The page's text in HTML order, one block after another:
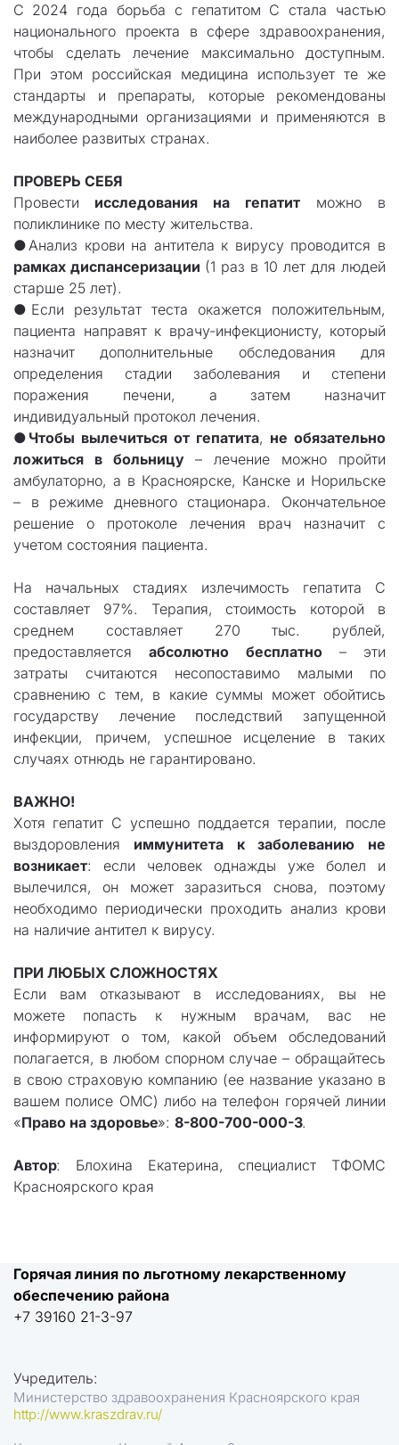
С 2024 года борьба с гепатитом С стала частью
национального проекта в сфере здравоохранения,
чтобы сделать лечение максимально доступным.
При этом российская медицина использует те же
стандарты и препараты, которые рекомендованы
международными организациями и применяются в
наиболее развитых странах.
ПРОВЕРЬ СЕБЯ
Провести исследования на гепатитможно в
поликлинике по месту жительства.
●Анализ крови на антитела к вирусу проводится в
рамках диспансеризации (1 раз в 10 лет для людей
старше 25 лет).
●Если результат теста окажется положительным,
пациента направят к врачу-инфекционисту, который
назначит дополнительные обследования для
определения стадии заболевания и степени
поражения печени, а затем назначит
индивидуальный протокол лечения.
● Чтобы вылечиться от гепатита, не обязательно
ложиться в больницу– лечение можно пройти
амбулаторно, а в Красноярске, Канске и Норильске
– в режиме дневного стационара. Окончательное
решение о протоколе лечения врач назначит с
учетом состояния пациента.
На начальных стадиях излечимость гепатита С
составляет 97%. Терапия, стоимость которой в
среднем составляет 270 тыс. рублей,
предоставляетсяабсолютно бесплатно– эти
затраты считаются несопоставимо малыми по
сравнению с тем, в какие суммы может обойтись
государству лечение последствий запущенной
инфекции, причем, успешное исцеление в таких
случаях отнюдь не гарантировано.
ВАЖНО!
Хотя гепатит С успешно поддается терапии, после
выздоровления иммунитета к заболеванию не
возникает: если человек однажды уже болел и
вылечился, он может заразиться снова, поэтому
необходимо периодически проходить анализ крови
на наличие антител к вирусу.
ПРИ ЛЮБЫХ СЛОЖНОСТЯХ
Если вам отказывают в исследованиях, вы не
можете попасть к нужным врачам, вас не
информируют о том, какой объем обследований
полагается, в любом спорном случае – обращайтесь
в свою страховую компанию (ее название указано в
вашем полисе ОМС) либо на телефон горячей линии
«Право на здоровье»:8-800-700-000-3.
Автор: Блохина Екатерина, специалист ТФОМС
Красноярского края
Горячая линия по льготному лекарственному
обеспечению района
+7 39160 21-3-97
Учредитель:
Министерство здравоохранения Красноярского края
http://www.kraszdrav.ru/